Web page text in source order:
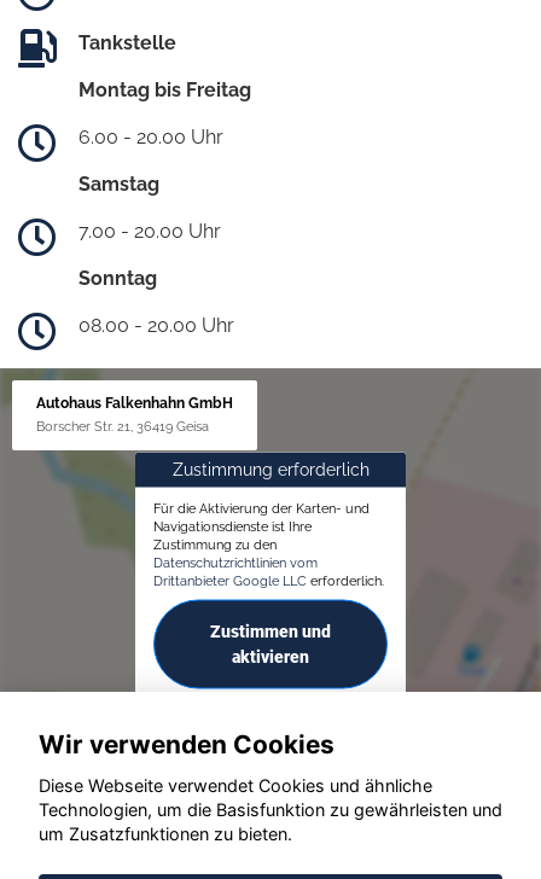
Tankstelle
Montag bis Freitag
6.00 - 20.00 Uhr
Samstag
7.00 - 20.00 Uhr
Sonntag
08.00 - 20.00 Uhr
Autohaus Falkenhahn GmbH
Borscher Str. 21, 36419 Geisa
Zustimmung erforderlich
Für die Aktivierung der Karten- und
Navigationsdienste ist Ihre
Zustimmung zu den
Datenschutzrichtlinien vom
Drittanbieter Google LLC erforderlich.
Zustimmen und
aktivieren
© konjunkturmotor.de GmbH 2020 - 2026
Wir verwenden Cookies
Diese Webseite verwendet Cookies und ähnliche
Technologien, um die Basisfunktion zu gewährleisten und
um Zusatzfunktionen zu bieten.